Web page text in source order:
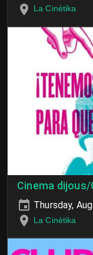
La Cinètika
Cinema dijous/
Thursday,
La Cinètika